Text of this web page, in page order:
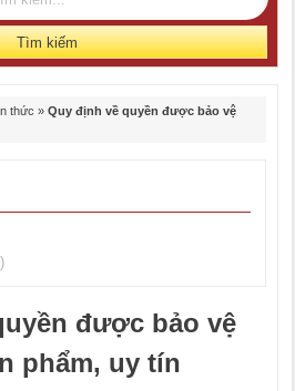
Tìm kiếm
thức » Quy định về quyền được bảo vệ
được bảo vệ
phẩm, uy tín